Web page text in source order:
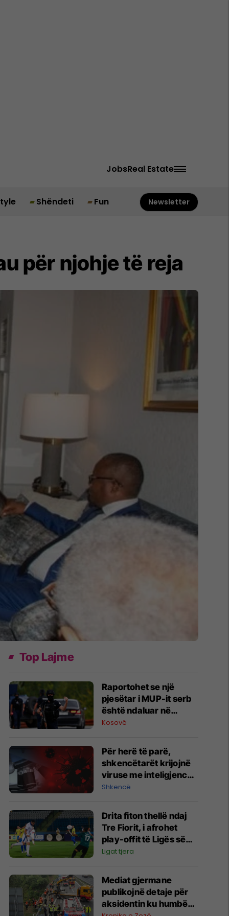
JobsReal Estate
Shëndeti Fun Newsletter
për njohje të reja
Top Lajme
Raportohet se një
pjesëtar i MUP-it serb
është ndaluar në
Jarinë
Kosovë
Për herë të parë,
shkencëtarët krijojnë
viruse me inteligjencë
artificiale
Shkencë
Drita fiton thellë ndaj
Tre Fiorit, i afrohet
play-offit të Ligës së
Konferencës
Ligat tjera
Mediat gjermane
publikojnë detaje për
aksidentin ku humbën